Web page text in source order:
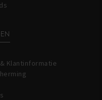
Klantinformatie